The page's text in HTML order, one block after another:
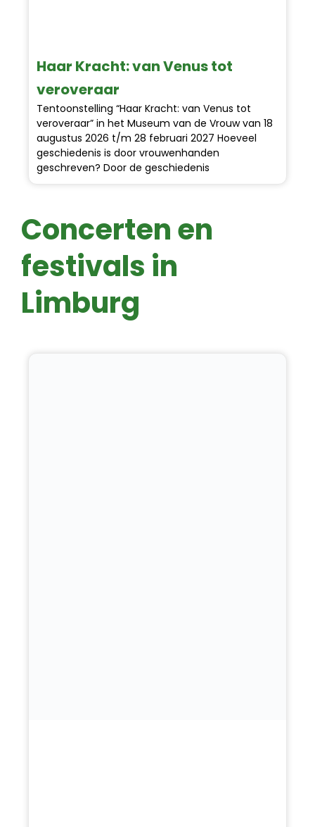
Haar Kracht: van Venus tot
veroveraar
Tentoonstelling “Haar Kracht: van Venus tot
veroveraar” in het Museum van de Vrouw van 18
augustus 2026 t/m 28 februari 2027 Hoeveel
geschiedenis is door vrouwenhanden
geschreven? Door de geschiedenis
Concerten en
festivals in
Limburg